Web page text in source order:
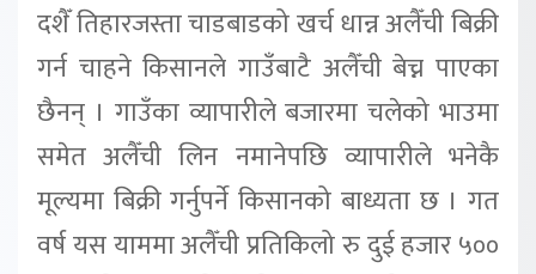
दशैँ तिहारजस्ता चाडबाडको खर्च धान्न अलैँची बिक्री
गर्न चाहने किसानले गाउँबाटै अलैँची बेच्न पाएका
छैनन् । गाउँका व्यापारीले बजारमा चलेको भाउमा
समेत अलैँची लिन नमानेपछि व्यापारीले भनेकै
मूल्यमा बिक्री गर्नुपर्ने किसानको बाध्यता छ । गत
वर्ष यस याममा अलैँची प्रतिकिलो रु दुई हजार ५००